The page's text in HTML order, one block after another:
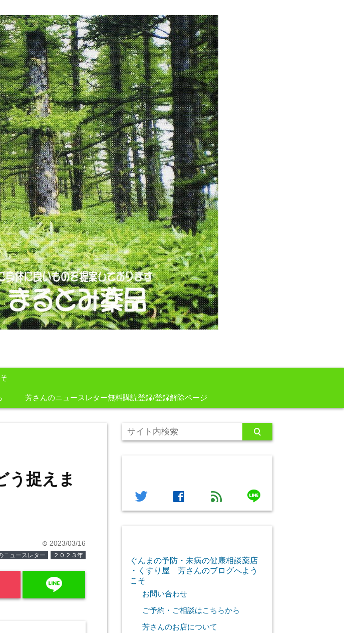
芳さんのニュースレター無料購読登録/登録解除ページ
う捉えま
time 2023/03/16
ニュースレター ２０２３年
line
twitter facebook feed line
ぐんまの予防・未病の健康相談薬店
・くすり屋 芳さんのブログへよう
こそ
お問い合わせ
ご予約・ご相談はこちらから
芳さんのお店について